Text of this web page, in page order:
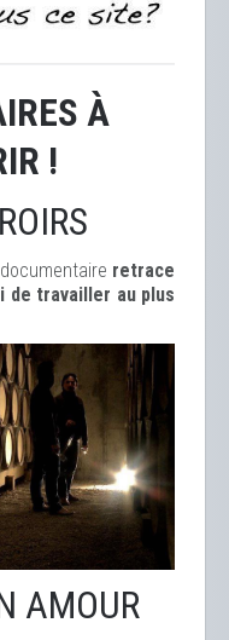
À
!
retrace
de travailler au plus
AMOUR